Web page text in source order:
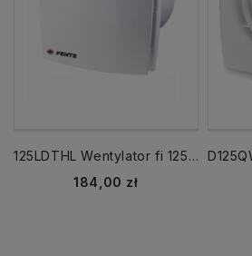
125LDTHL Wentylator fi 125 mm WCH TIMER + HIGROSTAT biały
Cena
184,00 zł